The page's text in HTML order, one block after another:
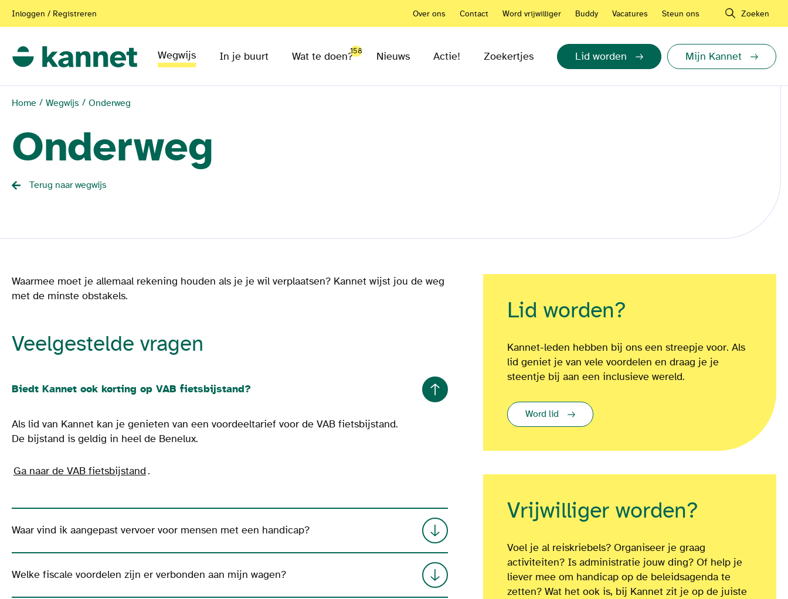
Inloggen / Registreren Over ons Contact Word vrijwilliger Buddy Vacatures Steun ons Zoeken
Wegwijs In je buurt Wat te doen?158 Nieuws Actie! Zoekertjes Lid worden Mijn Kannet
Home Wegwijs Onderweg
Onderweg
Terug naar wegwijs
Waarmee moet je allemaal rekening houden als je je wil verplaatsen? Kannet wijst jou de weg
met de minste obstakels.
Veelgestelde vragen
Biedt Kannet ook korting op VAB fietsbijstand?
Als lid van Kannet kan je genieten van een voordeeltarief voor de VAB fietsbijstand.
De bijstand is geldig in heel de Benelux.
Ga naar de VAB fietsbijstand.
Waar vind ik aangepast vervoer voor mensen met een handicap?
Welke fiscale voordelen zijn er verbonden aan mijn wagen?
Lid worden?
Kannet-leden hebben bij ons een streepje voor. Als
lid geniet je van vele voordelen en draag je je
steentje bij aan een inclusieve wereld.
Word lid
Vrijwilliger worden?
Voel je al reiskriebels? Organiseer je graag
activiteiten? Is administratie jouw ding? Of help je
liever mee om handicap op de beleidsagenda te
zetten? Wat het ook is, bij Kannet zit je op de juiste